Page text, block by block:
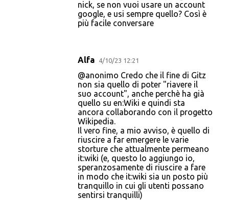
nick, se non vuoi usare un account
google, e usi sempre quello? Così è
più facile conversare
Alfa 4/10/23 12:21
@anonimo Credo che il fine di Gitz
non sia quello di poter "riavere il
suo account", anche perchè ha già
quello su en:Wiki e quindi sta
ancora collaborando con il progetto
Wikipedia.
Il vero fine, a mio avviso, è quello di
riuscire a far emergere le varie
storture che attualmente permeano
it:wiki (e, questo lo aggiungo io,
speranzosamente di riuscire a fare
in modo che it:wiki sia un posto più
tranquillo in cui gli utenti possano
sentirsi tranquilli)